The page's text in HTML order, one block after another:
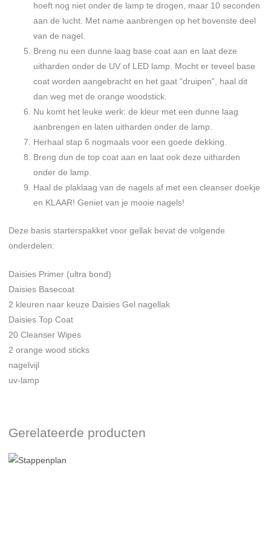
hoeft nog niet onder de lamp te drogen, maar 10 seconden
aan de lucht. Met name aanbrengen op het bovenste deel
van de nagel.
Breng nu een dunne laag base coat aan en laat deze
uitharden onder de UV of LED lamp. Mocht er teveel base
coat worden aangebracht en het gaat “druipen”, haal dit
dan weg met de orange woodstick.
Nu komt het leuke werk: de kleur met een dunne laag
aanbrengen en laten uitharden onder de lamp.
Herhaal stap 6 nogmaals voor een goede dekking.
Breng dun de top coat aan en laat ook deze uitharden
onder de lamp.
Haal de plaklaag van de nagels af met een cleanser doekje
en KLAAR! Geniet van je mooie nagels!
Deze basis starterspakket voor gellak bevat de volgende
onderdelen:
Daisies Primer (ultra bond)
Daisies Basecoat
2 kleuren naar keuze Daisies Gel nagellak
Daisies Top Coat
20 Cleanser Wipes
2 orange wood sticks
nagelvijl
uv-lamp
Gerelateerde producten